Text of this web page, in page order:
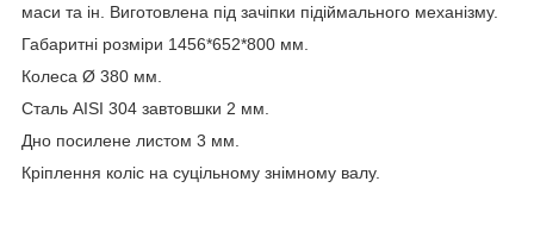
маси та ін. Виготовлена під зачіпки підіймального механізму.
Габаритні розміри 1456*652*800 мм.
Колеса Ø 380 мм.
Сталь AISI 304 завтовшки 2 мм.
Дно посилене листом 3 мм.
Кріплення коліс на суцільному знімному валу.